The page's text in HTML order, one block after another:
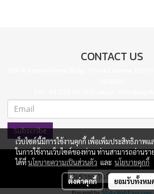
CONTACT US
Subscribe
ผู้เข้าชมวันนี้ 679
เว็บไซต์นี้มีการใช้งานคุกกี้ เพื่อเพิ่มประสิทธิภาพ
ในการใช้งานเว็บไซต์ของท่าน ท่านสามารถอ่านรา
ได้ที่นโยบายความเป็นส่วนตัว และ นโยบายคุกกี้
ตั้งค่าคุกกี้ ยอมรับทั้งหม